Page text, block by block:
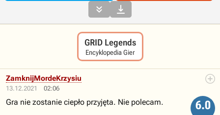
 
GRID Legends
Encyklopedia Gier
13.12.2021 02:06
ZamknijMordeKrzysiu
6.0
Gra nie zostanie ciepło przyjęta. Nie polecam.